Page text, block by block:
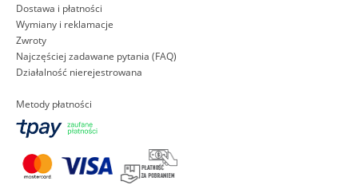
Dostawa i płatności
Wymiany i reklamacje
Zwroty
Najczęściej zadawane pytania (FAQ)
Działalność nierejestrowana
Metody płatności